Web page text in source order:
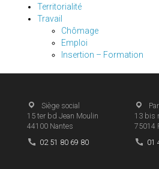
Territorialité
Travail
Chômage
Emploi
Insertion – Formation
Siège social
15 ter bd Jean Moulin
44100 Nantes
02 51 80 69 80
13 bis
75014
01